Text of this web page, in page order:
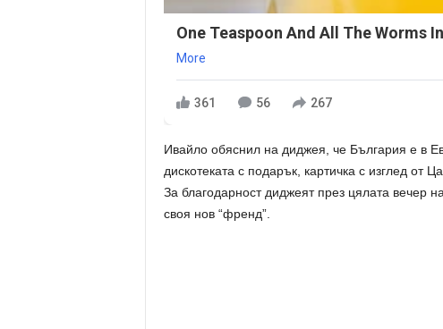
One Teaspoon And All The Worms
More
361 56 267
Ивайло обяснил на диджея, че България е в
дискотеката с подарък, картичка с изглед от
За благодарност диджеят през цялата вечер
своя нов “френд”.